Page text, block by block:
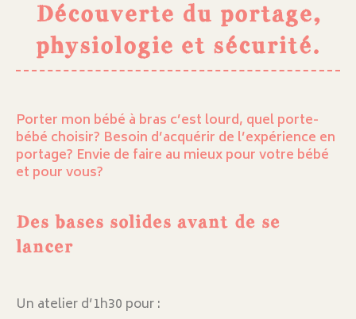
Découverte du portage,
physiologie et sécurité.
Porter mon bébé à bras c’est lourd, quel porte-
bébé choisir? Besoin d’acquérir de l’expérience en
portage? Envie de faire au mieux pour votre bébé
et pour vous?
Des bases solides avant de se
lancer
Un atelier d’1h30 pour :